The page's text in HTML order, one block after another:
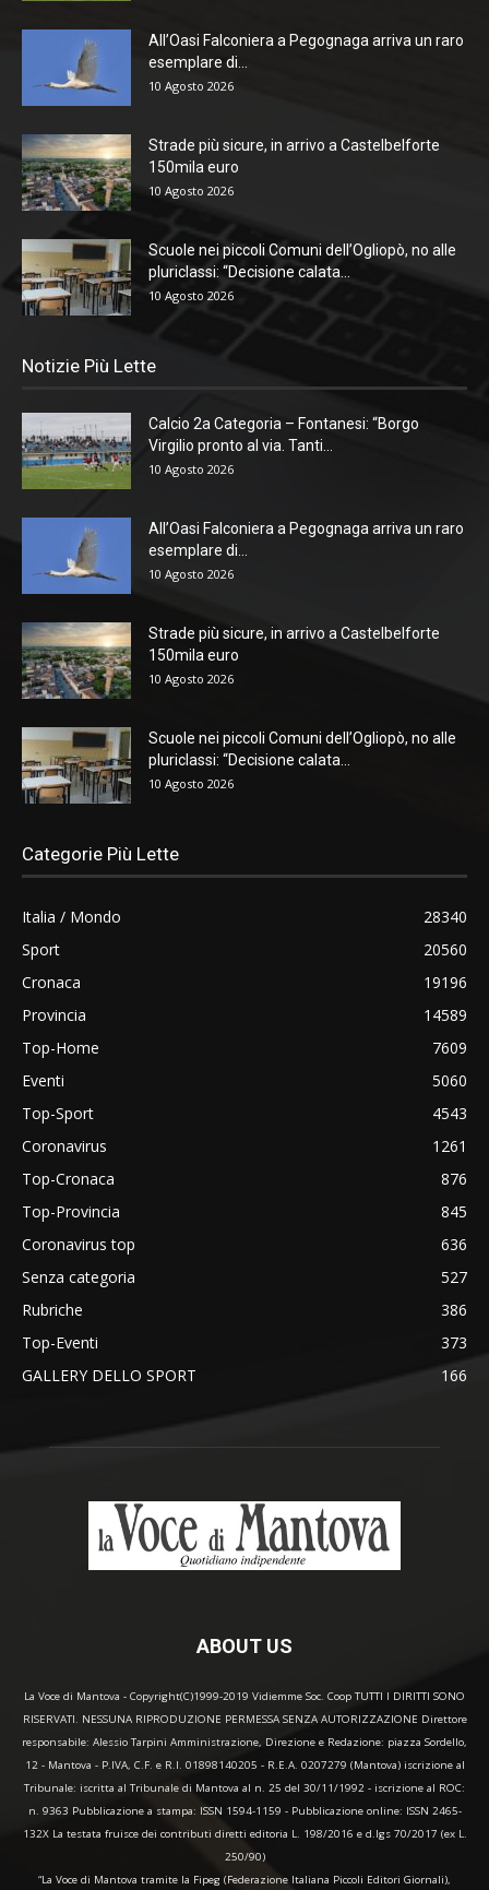
All’Oasi Falconiera a Pegognaga arriva un raro
esemplare di...
10 Agosto 2026
Strade più sicure, in arrivo a Castelbelforte
150mila euro
10 Agosto 2026
Scuole nei piccoli Comuni dell’Ogliopò, no alle
pluriclassi: “Decisione calata...
10 Agosto 2026
Notizie Più Lette
Calcio 2a Categoria – Fontanesi: “Borgo
Virgilio pronto al via. Tanti...
10 Agosto 2026
All’Oasi Falconiera a Pegognaga arriva un raro
esemplare di...
10 Agosto 2026
Strade più sicure, in arrivo a Castelbelforte
150mila euro
10 Agosto 2026
Scuole nei piccoli Comuni dell’Ogliopò, no alle
pluriclassi: “Decisione calata...
10 Agosto 2026
Categorie Più Lette
Italia / Mondo
28340
Sport
20560
Cronaca
19196
Provincia
14589
Top-Home
7609
Eventi
5060
Top-Sport
4543
Coronavirus
1261
Top-Cronaca
876
Top-Provincia
845
Coronavirus top
636
Senza categoria
527
Rubriche
386
Top-Eventi
373
GALLERY DELLO SPORT
166
ABOUT US
La Voce di Mantova - Copyright(C)1999-2019 Vidiemme Soc. Coop TUTTI I DIRITTI SONO
RISERVATI. NESSUNA RIPRODUZIONE PERMESSA SENZA AUTORIZZAZIONE Direttore
responsabile: Alessio Tarpini Amministrazione, Direzione e Redazione: piazza Sordello,
12 - Mantova - P.IVA, C.F. e R.I. 01898140205 - R.E.A. 0207279 (Mantova) iscrizione al
Tribunale: iscritta al Tribunale di Mantova al n. 25 del 30/11/1992 - iscrizione al ROC:
n. 9363 Pubblicazione a stampa: ISSN 1594-1159 - Pubblicazione online: ISSN 2465-
132X La testata fruisce dei contributi diretti editoria L. 198/2016 e d.lgs 70/2017 (ex L.
250/90)
“La Voce di Mantova tramite la Fipeg (Federazione Italiana Piccoli Editori Giornali),